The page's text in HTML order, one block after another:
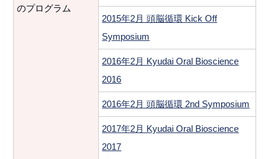
のプログラム
2015年2月 頭脳循環 Kick Off
Symposium
2016年2月 Kyudai Oral Bioscience
2016
2016年2月 頭脳循環 2nd Symposium
2017年2月 Kyudai Oral Bioscience
2017